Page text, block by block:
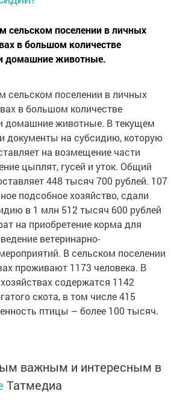
сельском поселении в личных
в большом количестве
домашние животные.
сельском поселении в личных
в большом количестве
домашние животные. В текущем
документы на субсидию, которую
на возмещение части
цыплят, гусей и уток. Общий
448 тысяч 700 рублей. 107
подсобное хозяйство, сдали
в 1 млн 512 тысяч 600 рублей
на приобретение корма для
ветеринарно-
В сельском поселении
проживают 1173 человека. В
содержатся 1142
скота, в том числе 415
птицы – более 100 тысяч.
важным и интересным в
Татмедиа